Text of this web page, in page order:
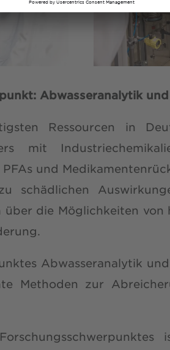
Abwasseranalytik
Ressourcen in
mit
und
schädlichen
die Möglichkeiten von
Abwasseranalytik
Methoden zur